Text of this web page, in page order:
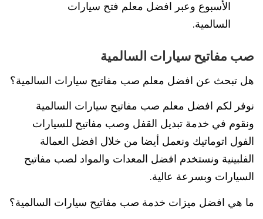
الأسبوع وعبر افضل معلم فتح سيارات
السالمية.
صب مفاتيح سيارات السالمية
هل تبحث عن افضل معلم صب مفاتيح سيارات السالمية؟
نوفر لكم افضل معلم صب مفاتيح سيارات السالمية
ونقوم في خدمة تبديل القفل وصب مفاتيح للسيارات
الفول اتوماتيك ونعمل أيضا من خلال افضل العمالة
الفلبينية ونستخدم افضل المعدات والمواد لصب مفاتيح
السيارات وبسرعة عالية.
ما هي افضل ميزات خدمة صب مفاتيح سيارات السالمية؟